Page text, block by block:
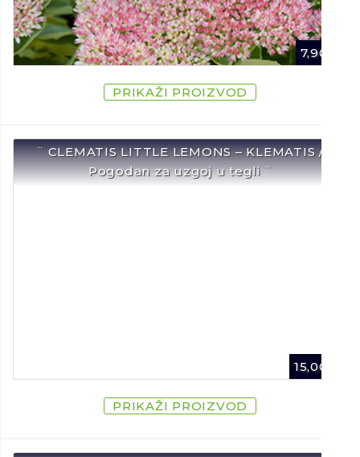
7,90
PRIKAŽI PROIZVOD
¨ CLEMATIS LITTLE LEMONS – KLEMATIS /
Pogodan za uzgoj u tegli ¨
15,00
PRIKAŽI PROIZVOD